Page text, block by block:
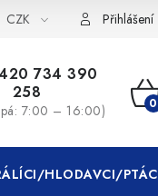
CZK Přihlášení
734 390
258
7:00 – 16:00)
HLODAVCI/